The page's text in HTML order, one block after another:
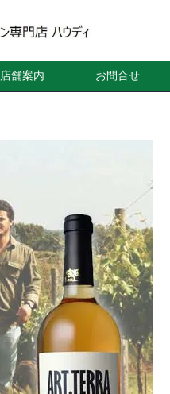
店舗案内 お問合せ